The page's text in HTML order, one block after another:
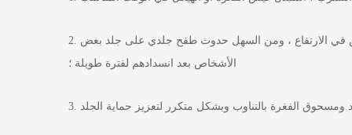
2. بعد تنظيف الجلد ، ضعي مسحوق الفغرة ، وحاولي تجفيف الجلد قدر الإمكان لجعل الجلد أكثر تنفسًا ، ولا تلصقه على الفور. يبدأ الطقس في الارتفاع ، ومن السهل حدوث طفح جلدي على جلد بعض
الأشخاص بعد انسدادهم لفترة طويلة ؛